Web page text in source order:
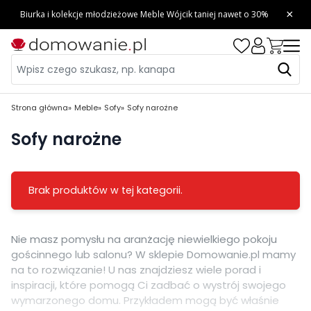
Strona główna Meble Sofy Sofy narożne
Sofy narożne
Brak produktów w tej kategorii.
Nie masz pomysłu na aranżację niewielkiego pokoju
gościnnego lub salonu? W sklepie Domowanie.pl mamy
na to rozwiązanie! U nas znajdziesz wiele porad i
inspiracji, które pomogą Ci zadbać o wystrój swojego
wymarzonego domu. Przykładem mogą być właśnie